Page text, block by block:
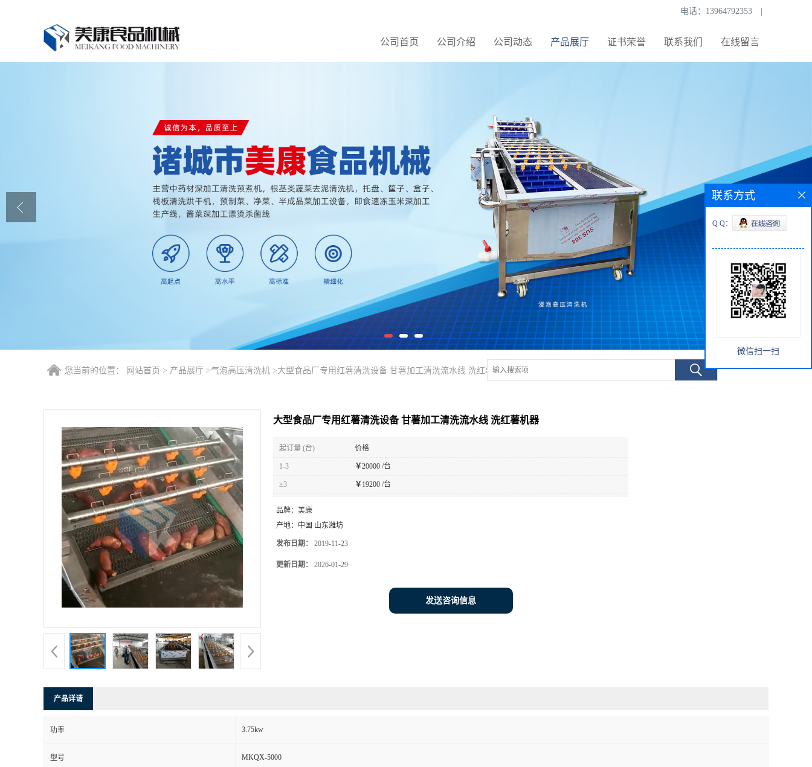
电话： 13964792353
公司首页 公司介绍 公司动态 产品展厅 证书荣誉 联系我们 在线留言
公司首页
在线留言
您当前的位置： 网站首页 > 产品展厅 >气泡高压清洗机 >大型食品厂专用红薯清洗设备 甘薯加工清洗流水线 洗红薯机器
大型食品厂专用红薯清洗设备 甘薯加工清洗流水线 洗红薯机器
起订量 (台) 价格
1-3 ￥20000 /台
≥3 ￥ 19200 /台
品牌： 美康
产地： 中国 山东潍坊
发布日期： 2019-11-23
更新日期： 2026-01-29
发送咨询信息
产品详请
功率 3.75kw
型号 MKQX-5000
联系方式
Q Q：
微信扫一扫